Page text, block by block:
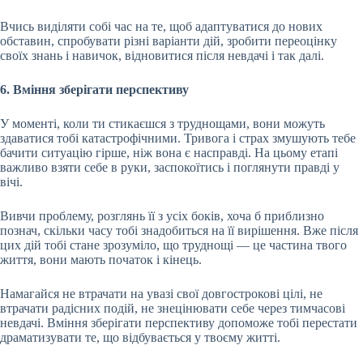
Вчись виділяти собі час на те, щоб адаптуватися до нових
обставин, спробувати різні варіанти дій, зробити переоцінку
своїх знань і навичок, відновитися після невдачі і так далі.
6. Вміння зберігати перспективу
У моменті, коли ти стикаєшся з труднощами, вони можуть
здаватися тобі катастрофічними. Тривога і страх змушують тебе
бачити ситуацію гірше, ніж вона є насправді. На цьому етапі
важливо взяти себе в руки, заспокоїтись і поглянути правді у
вічі.
Вивчи проблему, розглянь її з усіх боків, хоча б приблизно
познач, скільки часу тобі знадобиться на її вирішення. Вже після
цих дій тобі стане зрозуміло, що труднощі — це частина твого
життя, вони мають початок і кінець.
Намагайся не втрачати на увазі свої довгострокові цілі, не
втрачати радісних подій, не знецінювати себе через тимчасові
невдачі. Вміння зберігати перспективу допоможе тобі перестати
драматизувати те, що відбувається у твоєму житті.